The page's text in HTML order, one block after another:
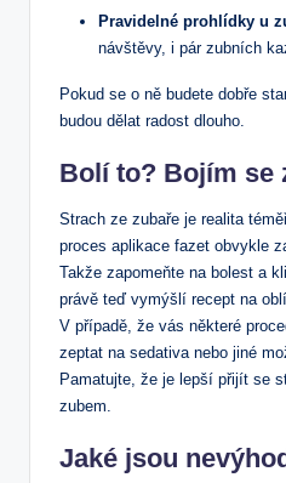
Pravidelné prohlídky u
návštěvy, i pár zubních
Pokud se o ně budete dobře
budou dělat radost dlouho.
Bolí to? Bojím se
Strach ze zubaře je realita
proces aplikace fazet obvykle
Takže zapomeňte na bolest a
právě teď vymýšlí recept na
V případě, že vás některé
zeptat na sedativa nebo jiné
Pamatujte, že je lepší přijít se
zubem.
Jaké jsou